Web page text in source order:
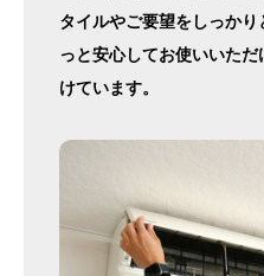
タイルやご要望をしっか
っと安心してお使いいた
けています。